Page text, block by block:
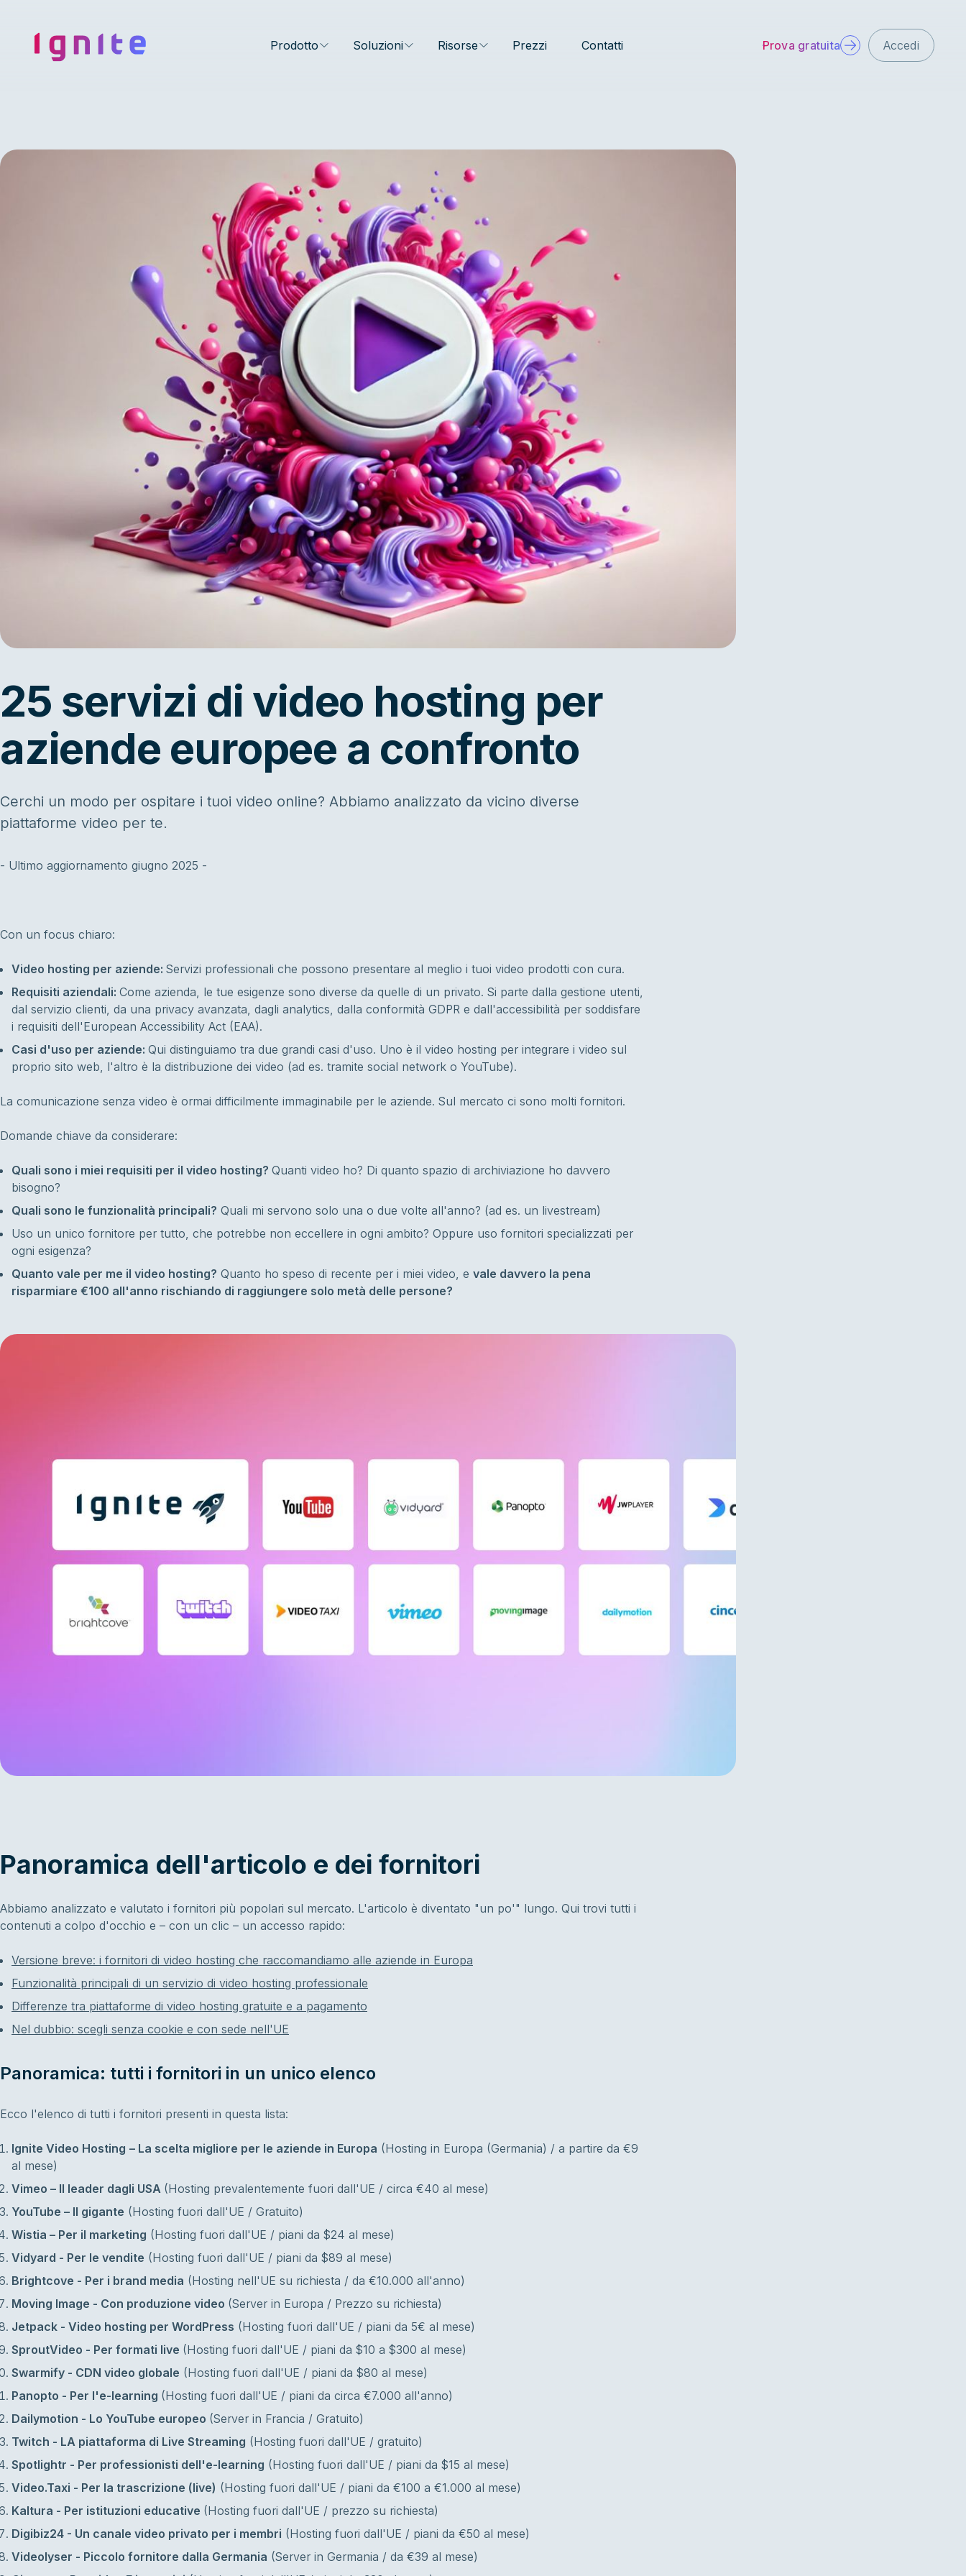
Ignite • Video Experience Cloud Prodotto Soluzioni Risorse Prezzi Contatti Prova gratuita Accedi
25 servizi di video hosting per
aziende europee a confronto
Cerchi un modo per ospitare i tuoi video online? Abbiamo analizzato da vicino diverse
piattaforme video per te.
- Ultimo aggiornamento giugno 2025 -
Con un focus chiaro:
Video hosting per aziende: Servizi professionali che possono presentare al meglio i tuoi video prodotti con cura.
Requisiti aziendali: Come azienda, le tue esigenze sono diverse da quelle di un privato. Si parte dalla gestione utenti,
dal servizio clienti, da una privacy avanzata, dagli analytics, dalla conformità GDPR e dall'accessibilità per soddisfare
i requisiti dell'European Accessibility Act (EAA).
Casi d'uso per aziende: Qui distinguiamo tra due grandi casi d'uso. Uno è il video hosting per integrare i video sul
proprio sito web, l'altro è la distribuzione dei video (ad es. tramite social network o YouTube).
La comunicazione senza video è ormai difficilmente immaginabile per le aziende. Sul mercato ci sono molti fornitori.
Domande chiave da considerare:
Quali sono i miei requisiti per il video hosting? Quanti video ho? Di quanto spazio di archiviazione ho davvero
bisogno?
Quali sono le funzionalità principali? Quali mi servono solo una o due volte all'anno? (ad es. un livestream)
Uso un unico fornitore per tutto, che potrebbe non eccellere in ogni ambito? Oppure uso fornitori specializzati per
ogni esigenza?
Quanto vale per me il video hosting? Quanto ho speso di recente per i miei video, e vale davvero la pena
risparmiare €100 all'anno rischiando di raggiungere solo metà delle persone?
Panoramica dell'articolo e dei fornitori
Abbiamo analizzato e valutato i fornitori più popolari sul mercato. L'articolo è diventato "un po'" lungo. Qui trovi tutti i
contenuti a colpo d'occhio e – con un clic – un accesso rapido:
Versione breve: i fornitori di video hosting che raccomandiamo alle aziende in Europa
Funzionalità principali di un servizio di video hosting professionale
Differenze tra piattaforme di video hosting gratuite e a pagamento
Nel dubbio: scegli senza cookie e con sede nell'UE
Panoramica: tutti i fornitori in un unico elenco
Ecco l'elenco di tutti i fornitori presenti in questa lista:
Ignite Video Hosting – La scelta migliore per le aziende in Europa (Hosting in Europa (Germania) / a partire da €9
al mese)
Vimeo – Il leader dagli USA (Hosting prevalentemente fuori dall'UE / circa €40 al mese)
YouTube – Il gigante (Hosting fuori dall'UE / Gratuito)
Wistia – Per il marketing (Hosting fuori dall'UE / piani da $24 al mese)
Vidyard - Per le vendite (Hosting fuori dall'UE / piani da $89 al mese)
Brightcove - Per i brand media (Hosting nell'UE su richiesta / da €10.000 all'anno)
Moving Image - Con produzione video (Server in Europa / Prezzo su richiesta)
Jetpack - Video hosting per WordPress (Hosting fuori dall'UE / piani da 5€ al mese)
SproutVideo - Per formati live (Hosting fuori dall'UE / piani da $10 a $300 al mese)
Swarmify - CDN video globale (Hosting fuori dall'UE / piani da $80 al mese)
Panopto - Per l'e-learning (Hosting fuori dall'UE / piani da circa €7.000 all'anno)
Dailymotion - Lo YouTube europeo (Server in Francia / Gratuito)
Twitch - LA piattaforma di Live Streaming (Hosting fuori dall'UE / gratuito)
Spotlightr - Per professionisti dell'e-learning (Hosting fuori dall'UE / piani da $15 al mese)
Video.Taxi - Per la trascrizione (live) (Hosting fuori dall'UE / piani da €100 a €1.000 al mese)
Kaltura - Per istituzioni educative (Hosting fuori dall'UE / prezzo su richiesta)
Digibiz24 - Un canale video privato per i membri (Hosting fuori dall'UE / piani da €50 al mese)
Videolyser - Piccolo fornitore dalla Germania (Server in Germania / da €39 al mese)